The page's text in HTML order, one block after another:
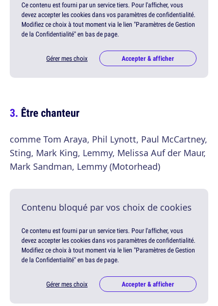
Ce contenu est fourni par un service tiers. Pour l'afficher, vous
devez accepter les cookies dans vos paramètres de confidentialité.
Modifiez ce choix à tout moment via le lien "Paramètres de Gestion
de la Confidentialité" en bas de page.
Gérer mes choix Accepter & afficher
Être chanteur
comme Tom Araya, Phil Lynott, Paul McCartney,
Sting, Mark King, Lemmy, Melissa Auf der Maur,
Mark Sandman, Lemmy (Motorhead)
Contenu bloqué par vos choix de cookies
Ce contenu est fourni par un service tiers. Pour l'afficher, vous
devez accepter les cookies dans vos paramètres de confidentialité.
Modifiez ce choix à tout moment via le lien "Paramètres de Gestion
de la Confidentialité" en bas de page.
Gérer mes choix Accepter & afficher